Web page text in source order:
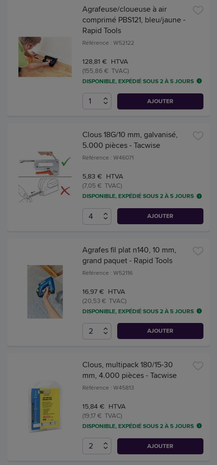
Agrafeuse/cloueuse à air
comprimé PBS121, bleu/jaune -
Rapid Tools
Référence : W52122
128,81 € HTVA
(155,86 € TVAC)
DISPONIBLE, EXPÉDIÉ SOUS 2 À 5 JOURS
AJOUTER
Clous 18G/10 mm, galvanisé,
5.000 pièces - Tacwise
Référence : W46071
5,83 € HTVA
(7,05 € TVAC)
DISPONIBLE, EXPÉDIÉ SOUS 2 À 5 JOURS
AJOUTER
Agrafes fil plat n140, 10 mm,
grand paquet - Rapid Tools
Référence : W52116
16,97 € HTVA
(20,53 € TVAC)
DISPONIBLE, EXPÉDIÉ SOUS 2 À 5 JOURS
AJOUTER
Clous, multipack 180/15-30
mm, 4.000 pièces - Tacwise
Référence : W45813
15,84 € HTVA
(19,17 € TVAC)
DISPONIBLE, EXPÉDIÉ SOUS 2 À 5 JOURS
AJOUTER